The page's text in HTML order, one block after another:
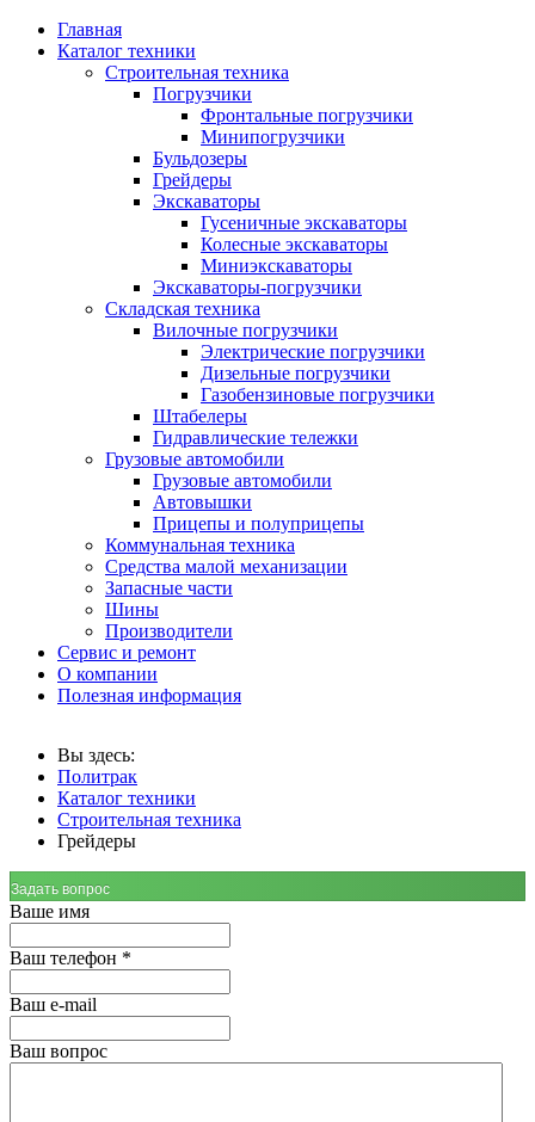
Главная
Каталог техники
Строительная техника
Погрузчики
Фронтальные погрузчики
Минипогрузчики
Бульдозеры
Грейдеры
Экскаваторы
Гусеничные экскаваторы
Колесные экскаваторы
Миниэкскаваторы
Экскаваторы-погрузчики
Складская техника
Вилочные погрузчики
Электрические погрузчики
Дизельные погрузчики
Газобензиновые погрузчики
Штабелеры
Гидравлические тележки
Грузовые автомобили
Грузовые автомобили
Автовышки
Прицепы и полуприцепы
Коммунальная техника
Средства малой механизации
Запасные части
Шины
Производители
Сервис и ремонт
О компании
Полезная информация
Вы здесь:
Политрак
Каталог техники
Строительная техника
Грейдеры
Задать вопрос
Ваше имя
Ваш телефон *
Ваш е-mail
Ваш вопрос